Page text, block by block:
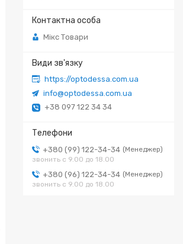
Мікс Товари
https://optodessa.com.ua
info@optodessa.com.ua
+38 097 122 34 34
+380 (99) 122-34-34
Менеджер
звонить с 9.00 до 18.00
+380 (96) 122-34-34
Менеджер
звонить с 9.00 до 18.00